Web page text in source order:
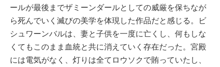
ールが最後までザミーンダールとしての威厳を保ちなが
ら死んでいく滅びの美学を体現した作品だと感じる。ビ
シュワーンバルは、妻と子供を一度に亡くし、何もしな
くてもこのまま血統と共に消えていく存在だった。宮殿
には電気がなく、灯りは全てロウソクで賄っていたし、